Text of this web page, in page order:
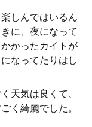
しんではいるん
に、夜になって
かったカイトが
なってたりはし
天気は良くて、
く綺麗でした。